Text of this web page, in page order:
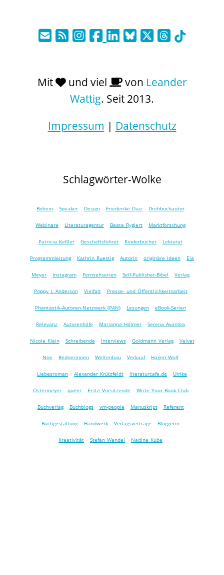
Mit und viel von Leander
Wattig. Seit 2013.
Impressum | Datenschutz
Schlagwörter-Wolke
Bohem Speaker Design Friederike Diaz Drehbuchautor
Webinare Literaturagentur Beate Rygiert Marktforschung
Patricia Keßler Geschäftsführer Kinderbücher Lektorat
Programmleitung Kathrin Ruestig Autorin originäre Ideen Ela
Meyer Instagram Fernsehserien Self-Publisher-Bibel Verlag
Poppy J. Anderson Vielfalt Presse- und Öffentlichkeitsarbeit
Phantastik-Autoren-Netzwerk (PAN) Lesungen eBook-Serien
Relevanz Autorenhilfe Marianna Hillmer Serena Avanlea
Nicole Klein Schreibende Interviews Goldmann Verlag Velvet
Noe Rednerinnen Weltenbau Verkauf Hagen Wolf
Liebesroman Alexander Krützfeldt literaturcafe.de Ulrike
Ostermeyer queer Erste Vorsitzende Write Your Book Club
Buchverlag Buchblogs vm-people Manuskript Referent
Buchgestaltung Handwerk Verlagsverträge Bloggerin
Kreativität Stefan Wendel Nadine Kube